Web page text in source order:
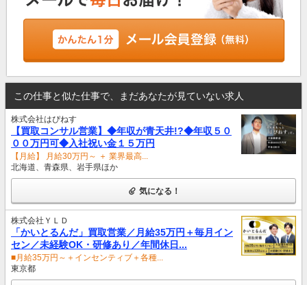
この仕事と似た仕事で、まだあなたが見ていない求人
株式会社はぴねす
【買取コンサル営業】◆年収が青天井!?◆年収５０
００万円可◆入社祝い金１５万円
【月給】 月給30万円～ ＋ 業界最高...
北海道、青森県、岩手県ほか
気になる！
株式会社ＹＬＤ
「かいとるんだ」買取営業／⽉給35万円＋毎月イン
セン／未経験OK・研修あり／年間休日...
■月給35万円～＋インセンティブ＋各種...
東京都